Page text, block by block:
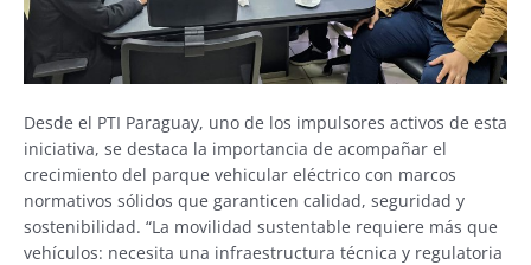
Desde el PTI Paraguay, uno de los impulsores activos de esta
iniciativa, se destaca la importancia de acompañar el
crecimiento del parque vehicular eléctrico con marcos
normativos sólidos que garanticen calidad, seguridad y
sostenibilidad. “La movilidad sustentable requiere más que
vehículos: necesita una infraestructura técnica y regulatoria